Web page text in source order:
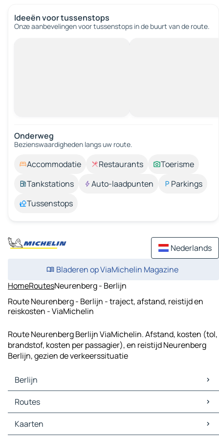
Ideeën voor tussenstops
Onze aanbevelingen voor tussenstops in de buurt van de route.
Onderweg
Bezienswaardigheden langs uw route.
Accommodatie Restaurants
Toerisme
Tankstations
Auto-laadpunten
Parkings
Tussenstops
Nederlands
Bladeren op ViaMichelin Magazine
HomeRoutesNeurenberg - Berlijn
Route Neurenberg - Berlijn - traject, afstand, reistijd en
reiskosten - ViaMichelin
Route Neurenberg Berlijn ViaMichelin. Afstand, kosten (tol,
brandstof, kosten per passagier), en reistijd Neurenberg
Berlijn, gezien de verkeerssituatie
Berlijn
Berlijn Kaarten
Berlijn Verkeer
Berlijn Hotels
Berlijn Restaurants
Routes
Routes Berlijn - Leipzig
Routes Berlijn - Dresden
Kaarten